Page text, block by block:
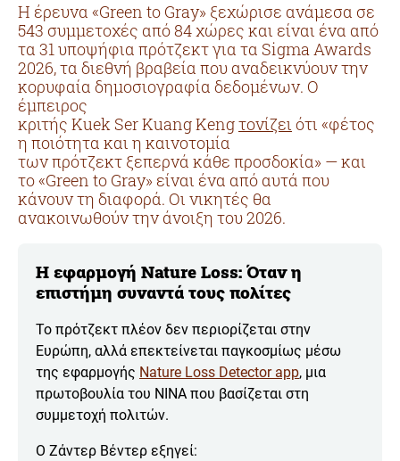
Η έρευνα «Green to Gray» ξεχώρισε ανάμεσα σε
543 συμμετοχές από 84 χώρες και είναι ένα από
τα 31 υποψήφια πρότζεκτ για τα Sigma Awards
2026, τα διεθνή βραβεία που αναδεικνύουν την
κορυφαία δημοσιογραφία δεδομένων. Ο
έμπειρος
κριτής Kuek Ser Kuang Kengτονίζει ότι «φέτος
η ποιότητα και η καινοτομία
των πρότζεκτ ξεπερνά κάθε προσδοκία» — και
το «Green to Gray» είναι ένα από αυτά που
κάνουν τη διαφορά. Οι νικητές θα
ανακοινωθούν την άνοιξη του 2026.
Η εφαρμογή Nature Loss: Όταν η
επιστήμη συναντά τους πολίτες
Το πρότζεκτ πλέον δεν περιορίζεται στην
Ευρώπη, αλλά επεκτείνεται παγκοσμίως μέσω
της εφαρμογής Nature Loss Detector app, μια
πρωτοβουλία του NINA που βασίζεται στη
συμμετοχή πολιτών.
Ο Ζάντερ Βέντερ εξηγεί: